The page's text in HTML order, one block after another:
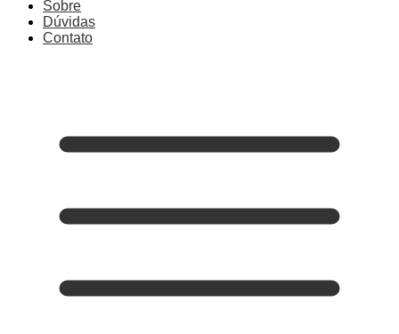
Sobre
Dúvidas
Contato